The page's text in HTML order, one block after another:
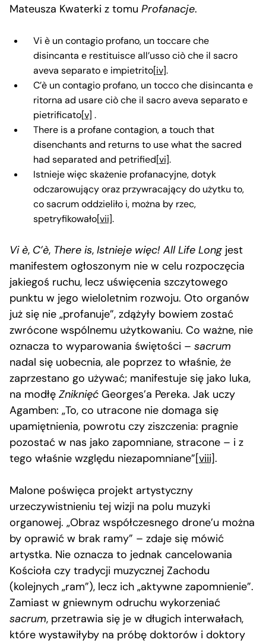
Mateusza Kwaterki z tomu Profanacje.
Vi è un contagio profano, un toccare che
disincanta e restituisce all’usso ciò che il sacro
aveva separato e impietrito[iv].
C’è un contagio profano, un tocco che disincanta e
ritorna ad usare ciò che il sacro aveva separato e
pietrificato[v] .
There is a profane contagion, a touch that
disenchants and returns to use what the sacred
had separated and petrified[vi].
Istnieje więc skażenie profanacyjne, dotyk
odczarowujący oraz przywracający do użytku to,
co sacrum oddzieliło i, można by rzec,
spetryfikowało[vii].
Vi è, C’è, There is, Istnieje więc! All Life Long jest
manifestem ogłoszonym nie w celu rozpoczęcia
jakiegoś ruchu, lecz uświęcenia szczytowego
punktu w jego wieloletnim rozwoju. Oto organów
już się nie „profanuje”, zdążyły bowiem zostać
zwrócone wspólnemu użytkowaniu. Co ważne, nie
oznacza to wyparowania świętości – sacrum
nadal się uobecnia, ale poprzez to właśnie, że
zaprzestano go używać; manifestuje się jako luka,
na modłę Zniknięć Georges’a Pereka. Jak uczy
Agamben: „To, co utracone nie domaga się
upamiętnienia, powrotu czy ziszczenia: pragnie
pozostać w nas jako zapomniane, stracone – i z
tego właśnie względu niezapomniane”[viii].
Malone poświęca projekt artystyczny
urzeczywistnieniu tej wizji na polu muzyki
organowej. „Obraz współczesnego drone’u można
by oprawić w brak ramy” – zdaje się mówić
artystka. Nie oznacza to jednak cancelowania
Kościoła czy tradycji muzycznej Zachodu
(kolejnych „ram”), lecz ich „aktywne zapomnienie”.
Zamiast w gniewnym odruchu wykorzeniać
sacrum, przetrawia się je w długich interwałach,
które wystawiłyby na próbę doktorów i doktory